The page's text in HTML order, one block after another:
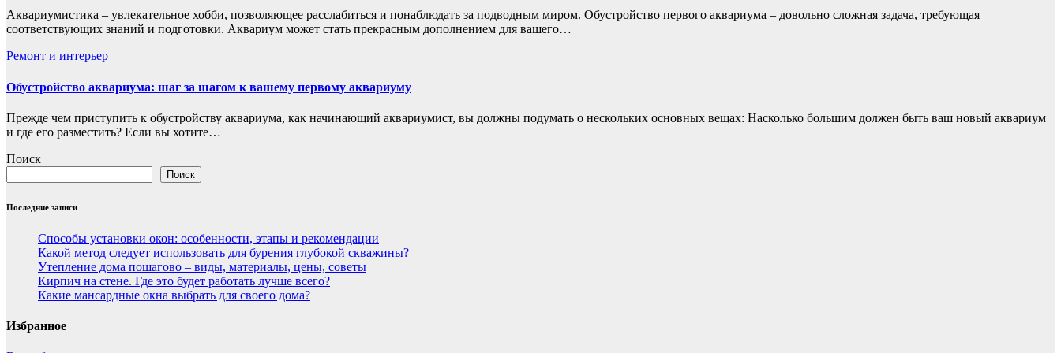
Аквариумистика – увлекательное хобби, позволяющее расслабиться и понаблюдать за подводным миром. Обустройство первого аквариума – довольно сложная задача, требующая
соответствующих знаний и подготовки. Аквариум может стать прекрасным дополнением для вашего…
Ремонт и интерьер
Обустройство аквариума: шаг за шагом к вашему первому аквариуму
Прежде чем приступить к обустройству аквариума, как начинающий аквариумист, вы должны подумать о нескольких основных вещах: Насколько большим должен быть ваш новый аквариум
и где его разместить? Если вы хотите…
Поиск
Поиск
Последние записи
Способы установки окон: особенности, этапы и рекомендации
Какой метод следует использовать для бурения глубокой скважины?
Утепление дома пошагово – виды, материалы, цены, советы
Кирпич на стене. Где это будет работать лучше всего?
Какие мансардные окна выбрать для своего дома?
Избранное